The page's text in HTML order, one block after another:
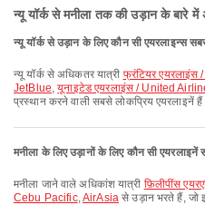
न्यू यॉर्क से मनीला तक की उड़ान के बारे
न्यू यॉर्क से उड़ान के लिए कौन सी एयरलाइन्स
न्यू यॉर्क से अधिकतर यात्री फ्रंटियर
JetBlue,यूनाइटेड एयरलाइंस / United
प्रस्थान करने वाली सबसे लोकप्रिय एयरलाइनें
मनीला के लिए उड़ानों के लिए कौन सी
मनीला जाने वाले अधिकांश यात्री फ़िलीपींस
Cebu Pacific,AirAsiaसे उड़ान भरते हैं, जो